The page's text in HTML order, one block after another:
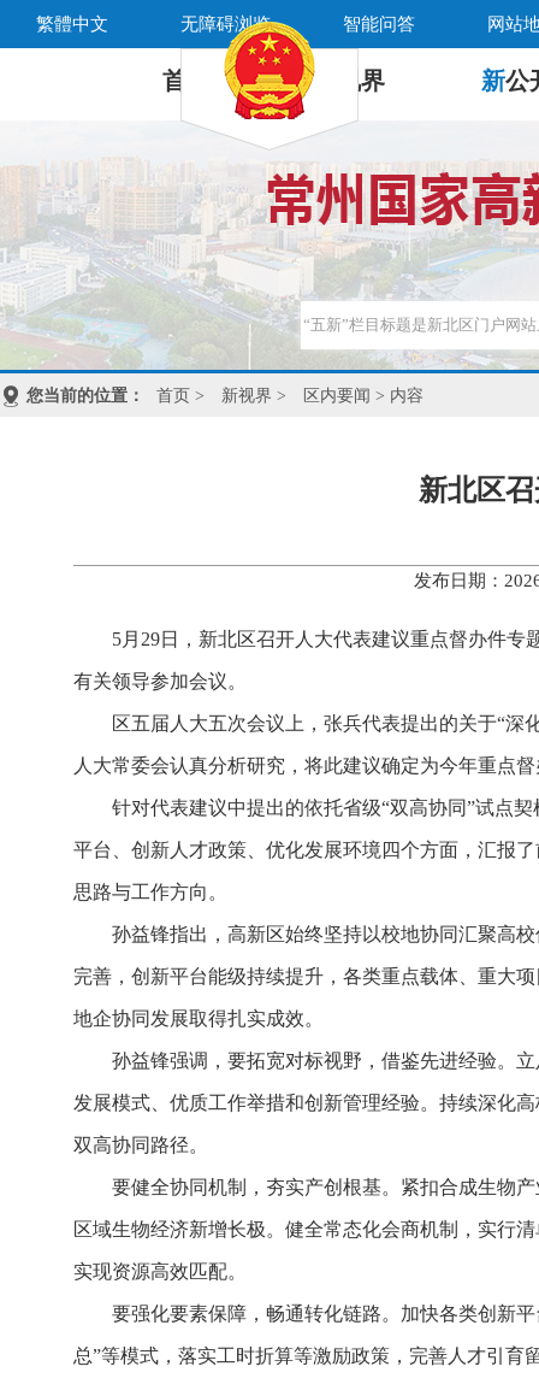
繁體中文 无障碍浏览 智能问答 网站
首 页 新 视界 新公
您当前的位置： 首页 > 新视界 > 区内要闻 > 内容
新北区
发布日期：
5月29日，新北区召开人大代表建议重点督办件
有关领导参加会议。
区五届人大五次会议上，张兵代表提出的关于“深
人大常委会认真分析研究，将此建议确定为今年重点
针对代表建议中提出的依托省级“双高协同”试点
平台、创新人才政策、优化发展环境四个方面，汇报
思路与工作方向。
孙益锋指出，高新区始终坚持以校地协同汇聚高
完善，创新平台能级持续提升，各类重点载体、重大
地企协同发展取得扎实成效。
孙益锋强调，要拓宽对标视野，借鉴先进经验。
发展模式、优质工作举措和创新管理经验。持续深化
双高协同路径。
要健全协同机制，夯实产创根基。紧扣合成生物
区域生物经济新增长极。健全常态化会商机制，实行
实现资源高效匹配。
要强化要素保障，畅通转化链路。加快各类创新
总”等模式，落实工时折算等激励政策，完善人才引